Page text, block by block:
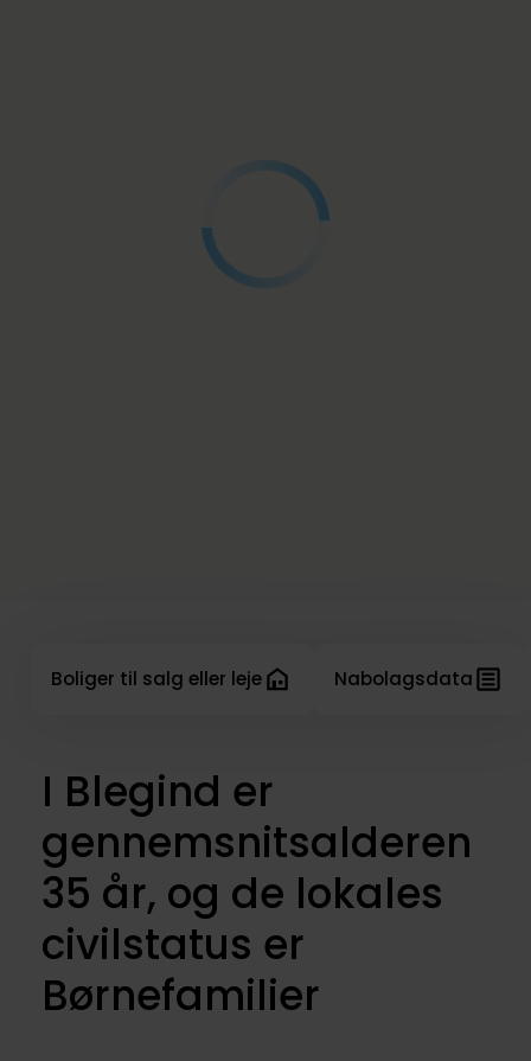
Boliger til salg eller leje Nabolagsdata
I Blegind er
gennemsnitsalderen
35 år, og de lokales
civilstatus er
Børnefamilier